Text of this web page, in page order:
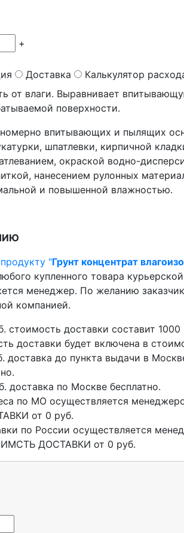
+
Доставка
Калькулятор
от влаги. Выравнивает
поверхности.
впитывающих и пылящих
шпатлевки, кирпичной
окраской водно-
нанесением рулонных
и повышенной влажностью.
"Грунт концентрат
купленного товара
менеджер. По желанию
компанией.
стоимость доставки составит
доставки будет включена в
доставка до пункта выдачи в
доставка по Москве бесплатно.
по МО осуществляется
от 0 руб.
по России осуществляется
ДОСТАВКИ от 0 руб.